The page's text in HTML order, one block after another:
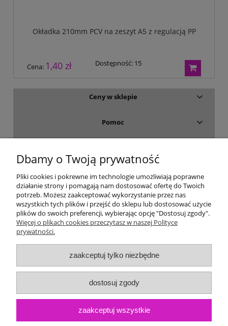
Okładka 210mm PCV na zeszyt A5 z regulacją PP
Cena: 1,40 zł Dostępność: 15
Ceny w sklepie
Pomoc
Moje konto
Gwarancja i zwroty
O firmie
Dbamy o Twoją prywatność
Pliki cookies i pokrewne im technologie umożliwiają poprawne
działanie strony i pomagają nam dostosować ofertę do Twoich
potrzeb. Możesz zaakceptować wykorzystanie przez nas
wszystkich tych plików i przejść do sklepu lub dostosować użycie
plików do swoich preferencji, wybierając opcję "Dostosuj zgody".
Więcej o plikach cookies przeczytasz w naszej Polityce
prywatności.
zaakceptuj tylko niezbędne
dostosuj zgody
zaakceptuj wszystkie